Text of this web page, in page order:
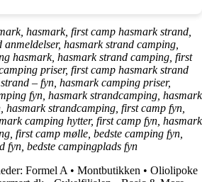
hasmark, first camp hasmark strand,
hasmark strand camping,
hasmark, hasmark strand camping, first
priser, first camp hasmark strand
– fyn, hasmark camping priser,
fyn, hasmark strandcamping, hasmark
hasmark strandcamping, first camp fyn,
camping hytter, first camp fyn, hasmark
first camp mølle, bedste camping fyn,
fyn, bedste campingplads fyn
Formel A • Montbutikken • Oliolipoke